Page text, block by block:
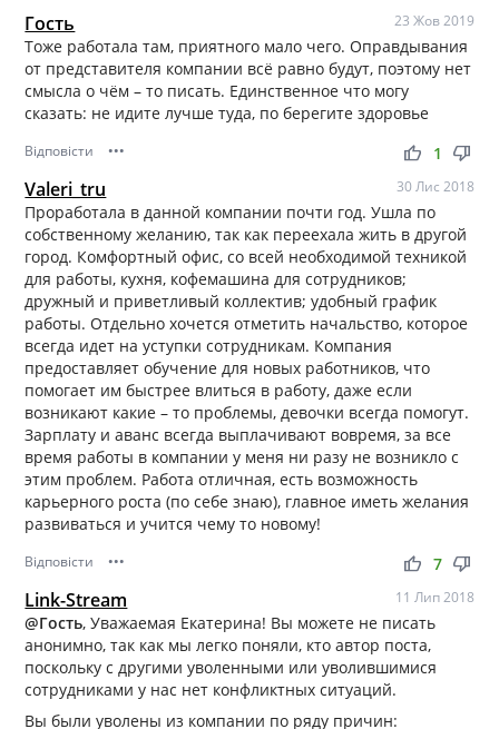
Гость 23 Жов 2019
Тоже работала там, приятного мало чего. Оправдывания
от представителя компании всё равно будут, поэтому нет
смысла о чём – то писать. Единственное что могу
сказать: не идите лучше туда, по берегите здоровье
Відповісти ••• thumb_up thumb_down
1
Valeri_tru 30 Лис 2018
Проработала в данной компании почти год. Ушла по
собственному желанию, так как переехала жить в другой
город. Комфортный офис, со всей необходимой техникой
для работы, кухня, кофемашина для сотрудников;
дружный и приветливый коллектив; удобный график
работы. Отдельно хочется отметить начальство, которое
всегда идет на уступки сотрудникам. Компания
предоставляет обучение для новых работников, что
помогает им быстрее влиться в работу, даже если
возникают какие – то проблемы, девочки всегда помогут.
Зарплату и аванс всегда выплачивают вовремя, за все
время работы в компании у меня ни разу не возникло с
этим проблем. Работа отличная, есть возможность
карьерного роста (по себе знаю), главное иметь желания
развиваться и учится чему то новому!
Відповісти ••• thumb_up thumb_down
7
Link-Stream 11 Лип 2018
@Гость, Уважаемая Екатерина! Вы можете не писать
анонимно, так как мы легко поняли, кто автор поста,
поскольку с другими уволенными или уволившимися
сотрудниками у нас нет конфликтных ситуаций.
Вы были уволены из компании по ряду причин: